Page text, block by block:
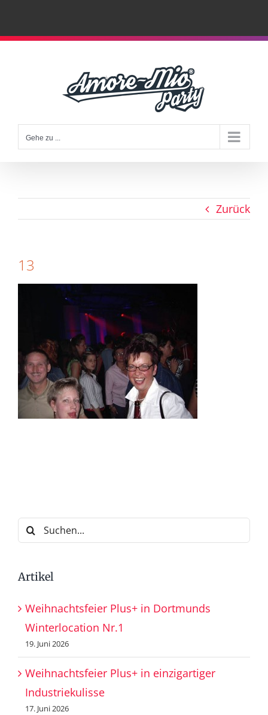
Zum
Gehe zu ...
Zurück
13
Suche
nach:
Artikel
Weihnachtsfeier Plus+ in Dortmunds
Winterlocation Nr.1
19. Juni 2026
Weihnachtsfeier Plus+ in einzigartiger
Industriekulisse
17. Juni 2026